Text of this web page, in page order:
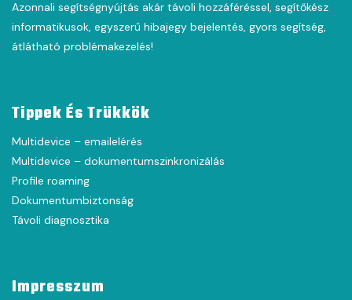
Azonnali segítségnyújtás akár távoli hozzáféréssel, segítőkész
informatikusok, egyszerű hibajegy bejelentés, gyors segítség,
átlátható problémakezelés!
Tippek És Trükkök
Multidevice – emailelérés
Multidevice – dokumentumszinkronizálás
Profile roaming
Dokumentumbiztonság
Távoli diagnosztika
Impresszum